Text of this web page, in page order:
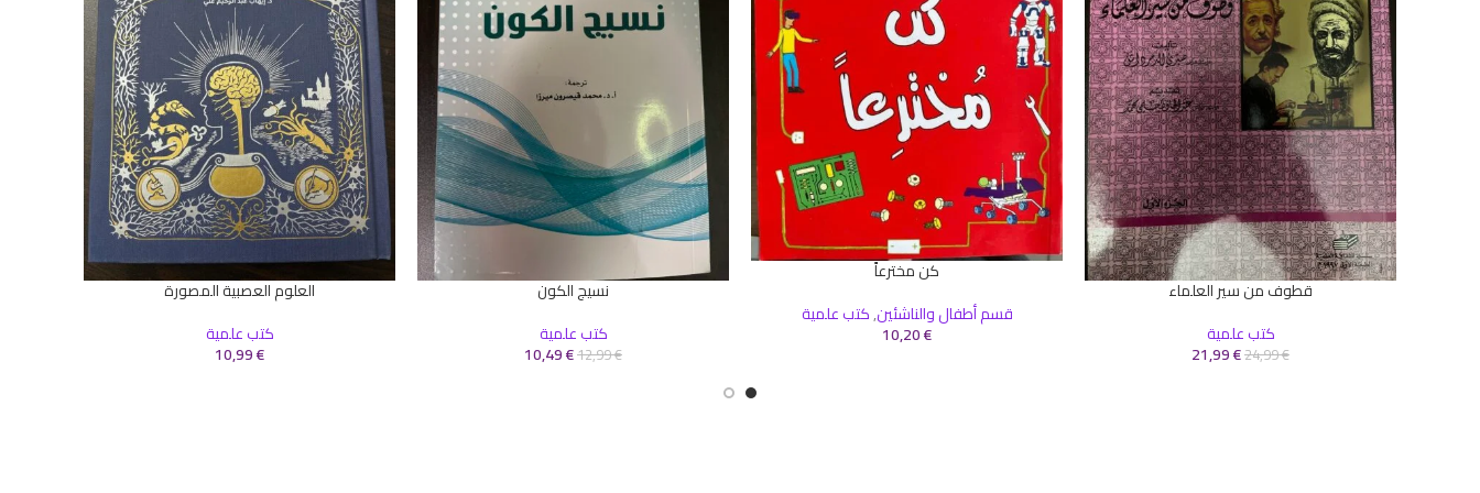
إضافة إلى السلةقطوف من سير العلماء
كتب علمية
24,99€
21,99€
كن مخترعاً
قسم أطفال والناشئين,كتب علمية
10,20€
نسيج الكون
كتب علمية
12,99€
10,49€
إضافة إلى السلةالعلوم العصبية المصورة
كتب علمية
10,99€